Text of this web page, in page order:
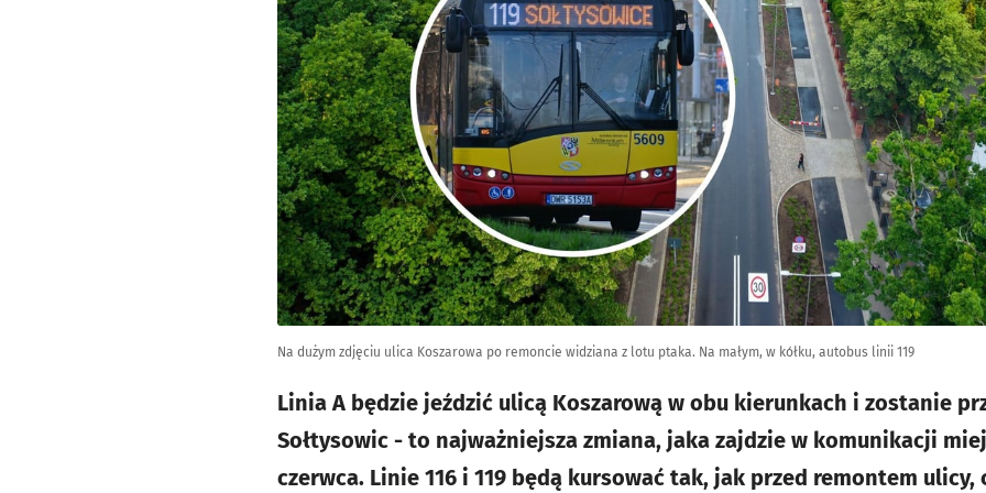
Na dużym zdjęciu ulica Koszarowa po remoncie widziana z lotu ptaka. Na małym, w kółku, autobus linii 119
Linia A będzie jeździć ulicą Koszarową w obu kierunkach i zostanie
Sołtysowic - to najważniejsza zmiana, jaka zajdzie w komunikacji
czerwca. Linie 116 i 119 będą kursować tak, jak przed remontem ulicy,